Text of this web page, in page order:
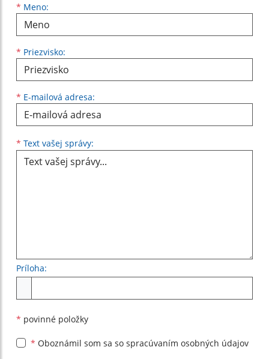
* Meno:
Meno
* Priezvisko:
Priezvisko
* E-mailová adresa:
E-mailová adresa
* Text vašej správy:
Príloha:
* povinné položky
* Oboznámil som sa so spracúvaním osobných údajov